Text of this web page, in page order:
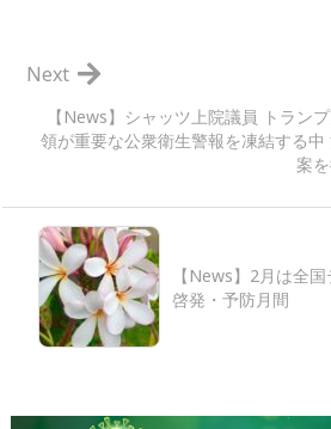
【News】シャッツ上院議員 トラン
領が重要な公衆衛生警報を凍結する中
案
Next
【News】2月は全
啓発・予防月間